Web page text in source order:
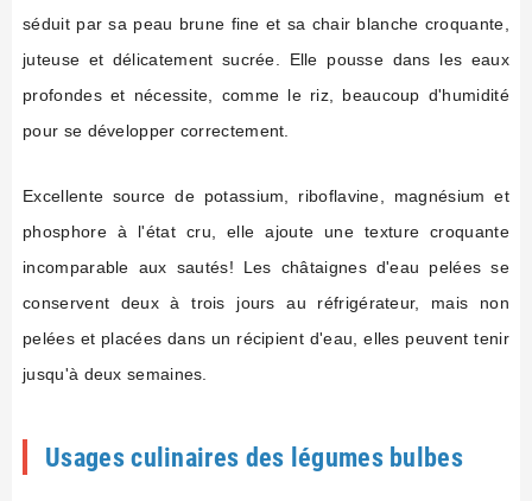
séduit par sa peau brune fine et sa chair blanche croquante,
juteuse et délicatement sucrée. Elle pousse dans les eaux
profondes et nécessite, comme le riz, beaucoup d'humidité
pour se développer correctement.
Excellente source de potassium, riboflavine, magnésium et
phosphore à l'état cru, elle ajoute une texture croquante
incomparable aux sautés! Les châtaignes d'eau pelées se
conservent deux à trois jours au réfrigérateur, mais non
pelées et placées dans un récipient d'eau, elles peuvent tenir
jusqu'à deux semaines.
Usages culinaires des légumes bulbes